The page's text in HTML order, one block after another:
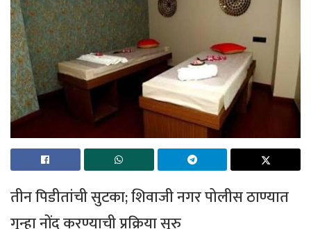
तीन पिडीतांची सुटका; शिवाजी नगर पोलीस ठाण्यात
गुन्हा नोंद करण्याची प्रक्रिया सुरु